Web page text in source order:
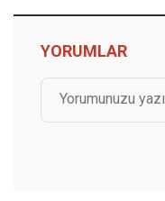
YORUMLAR